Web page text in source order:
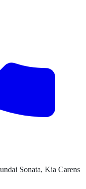
Sonata, Kia Carens